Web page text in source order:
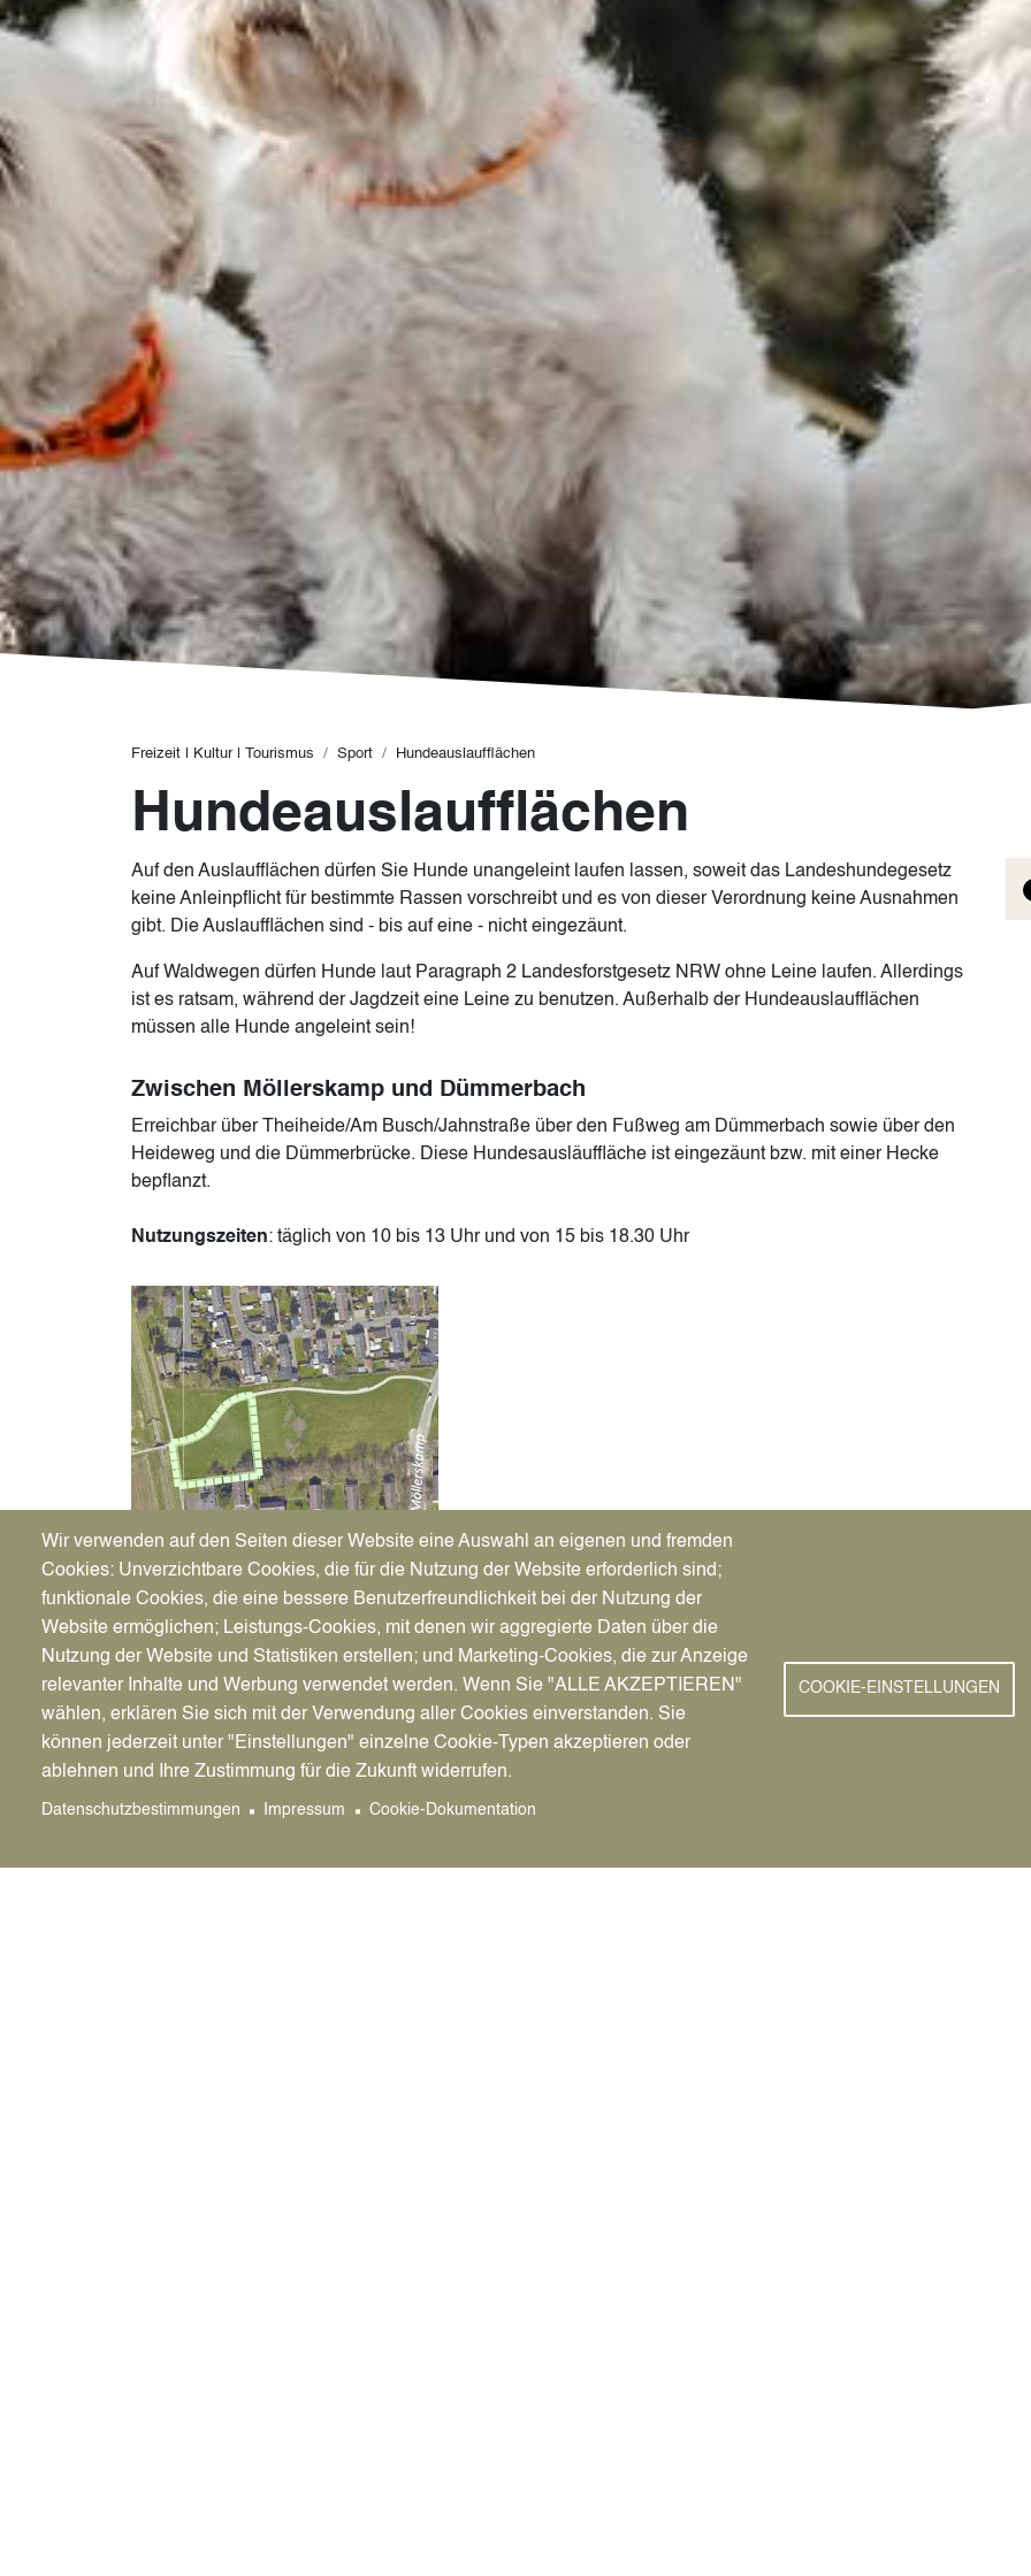
Pfadnavigation
Freizeit | Kultur | Tourismus Sport Hundeauslaufflächen
Hundeauslaufflächen
Auf den Auslaufflächen dürfen Sie Hunde unangeleint laufen lassen, soweit das Landeshundegesetz
keine Anleinpflicht für bestimmte Rassen vorschreibt und es von dieser Verordnung keine Ausnahmen
gibt. Die Auslaufflächen sind - bis auf eine - nicht eingezäunt.
Auf Waldwegen dürfen Hunde laut Paragraph 2 Landesforstgesetz NRW ohne Leine laufen. Allerdings
ist es ratsam, während der Jagdzeit eine Leine zu benutzen. Außerhalb der Hundeauslaufflächen
müssen alle Hunde angeleint sein!
Zwischen Möllerskamp und Dümmerbach
Erreichbar über Theiheide/Am Busch/Jahnstraße über den Fußweg am Dümmerbach sowie über den
Heideweg und die Dümmerbrücke. Diese Hundesausläuffläche ist eingezäunt bzw. mit einer Hecke
bepflanzt.
Nutzungszeiten: täglich von 10 bis 13 Uhr und von 15 bis 18.30 Uhr
Image
Hundeauslauffläche Möllerskamp [758.93 KB]
Zwischen Gewerbegebiet Rudolf-Diesel-Straße und Dattelner Mühlenbach
Image
Wir verwenden auf den Seiten dieser Website eine Auswahl an eigenen und fremden
Cookies: Unverzichtbare Cookies, die für die Nutzung der Website erforderlich sind;
funktionale Cookies, die eine bessere Benutzerfreundlichkeit bei der Nutzung der
Website ermöglichen; Leistungs-Cookies, mit denen wir aggregierte Daten über die
Nutzung der Website und Statistiken erstellen; und Marketing-Cookies, die zur Anzeige
relevanter Inhalte und Werbung verwendet werden. Wenn Sie "ALLE AKZEPTIEREN"
wählen, erklären Sie sich mit der Verwendung aller Cookies einverstanden. Sie
können jederzeit unter "Einstellungen" einzelne Cookie-Typen akzeptieren oder
ablehnen und Ihre Zustimmung für die Zukunft widerrufen.
Datenschutzbestimmungen Impressum Cookie-Dokumentation
COOKIE-EINSTELLUNGEN